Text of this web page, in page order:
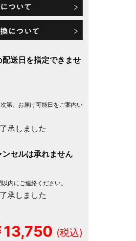
送日を指定できませ
了承しました
第、お届け可能日をご案内い
セルは承れません
了承しました
内にご連絡ください。
13,750